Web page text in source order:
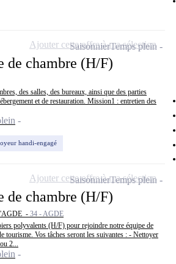
de chambre (H/F)
des salles, des bureaux, ainsi que des parties
et de restauration. Mission1 : entretien des
handi-engagé
SaisonnierTemps plein
Ajouter cette offre à ma sélection
de chambre (H/F)
- 34 - AGDE
polyvalents (H/F) pour rejoindre notre équipe de
tourisme. Vos tâches seront les suivantes : - Nettoyer
2...
SaisonnierTemps plein
Ajouter cette offre à ma sélection